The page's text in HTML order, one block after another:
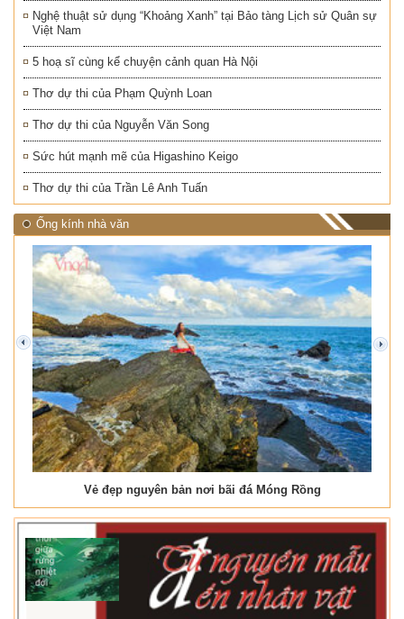
Nghệ thuật sử dụng “Khoảng Xanh” tại Bảo tàng Lịch sử Quân sự
Việt Nam
5 hoạ sĩ cùng kể chuyện cảnh quan Hà Nội
Thơ dự thi của Phạm Quỳnh Loan
Thơ dự thi của Nguyễn Văn Song
Sức hút mạnh mẽ của Higashino Keigo
Thơ dự thi của Trần Lê Anh Tuấn
Ống kính nhà văn
Vẻ đẹp nguyên bản nơi bãi đá Móng Rồng
prev next